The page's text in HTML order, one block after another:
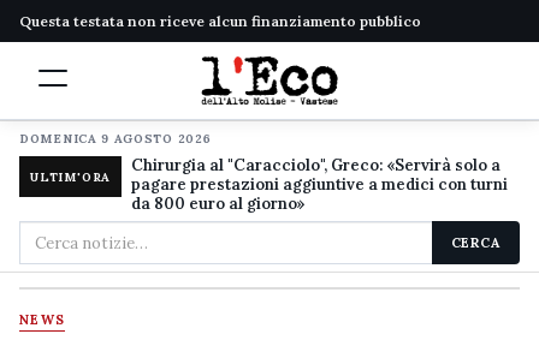
Questa testata non riceve alcun finanziamento pubblico
DOMENICA 9 AGOSTO 2026
ULTIM'ORA
Chirurgia al "Caracciolo", Greco: «Servirà solo a
pagare prestazioni aggiuntive a medici con turni
da 800 euro al giorno»
Cerca
nel
sito
CERCA
NEWS